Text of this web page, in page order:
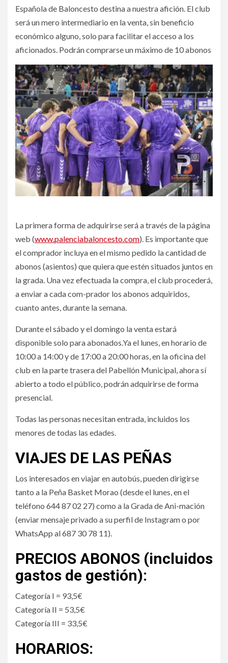
Española de Baloncesto destina a nuestra afición. El club
será un mero intermediario en la venta, sin beneficio
económico alguno, solo para facilitar el acceso a los
aficionados. Podrán comprarse un máximo de 10 abonos
La primera forma de adquirirse será a través de la página
web (www.palenciabaloncesto.com). Es importante que
el comprador incluya en el mismo pedido la cantidad de
abonos (asientos) que quiera que estén situados juntos en
la grada. Una vez efectuada la compra, el club procederá,
a enviar a cada com-prador los abonos adquiridos,
cuanto antes, durante la semana.
Durante el sábado y el domingo la venta estará
disponible solo para abonados.Ya el lunes, en horario de
10:00 a 14:00 y de 17:00 a 20:00 horas, en la oficina del
club en la parte trasera del Pabellón Municipal, ahora sí
abierto a todo el público, podrán adquirirse de forma
presencial.
Todas las personas necesitan entrada, incluidos los
menores de todas las edades.
VIAJES DE LAS PEÑAS
Los interesados en viajar en autobús, pueden dirigirse
tanto a la Peña Basket Morao (desde el lunes, en el
teléfono 644 87 02 27) como a la Grada de Ani-mación
(enviar mensaje privado a su perfil de Instagram o por
WhatsApp al 687 30 78 11).
PRECIOS ABONOS (incluidos
gastos de gestión):
Categoría I = 93,5€
Categoría II = 53,5€
Categoría III = 33,5€
HORARIOS: